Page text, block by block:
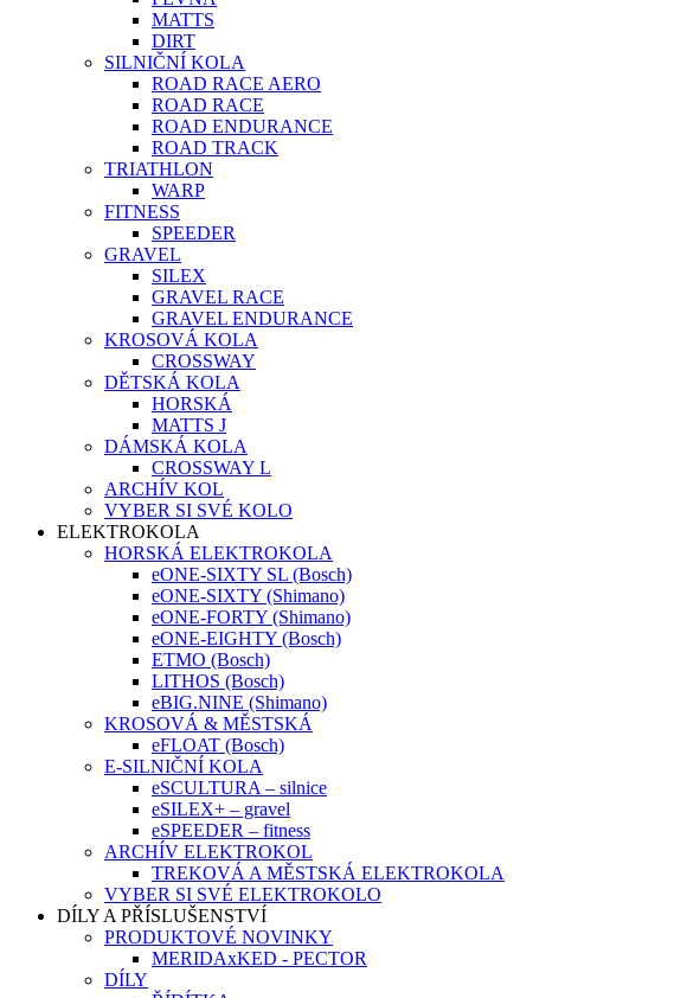
MATTS
DIRT
SILNIČNÍ KOLA
ROAD RACE AERO
ROAD RACE
ROAD ENDURANCE
ROAD TRACK
TRIATHLON
WARP
FITNESS
SPEEDER
GRAVEL
SILEX
GRAVEL RACE
GRAVEL ENDURANCE
KROSOVÁ KOLA
CROSSWAY
DĚTSKÁ KOLA
HORSKÁ
MATTS J
DÁMSKÁ KOLA
CROSSWAY L
ARCHÍV KOL
VYBER SI SVÉ KOLO
ELEKTROKOLA
HORSKÁ ELEKTROKOLA
eONE-SIXTY SL (Bosch)
eONE-SIXTY (Shimano)
eONE-FORTY (Shimano)
eONE-EIGHTY (Bosch)
ETMO (Bosch)
LITHOS (Bosch)
eBIG.NINE (Shimano)
KROSOVÁ & MĚSTSKÁ
eFLOAT (Bosch)
E-SILNIČNÍ KOLA
eSCULTURA – silnice
eSILEX+ – gravel
eSPEEDER – fitness
ARCHÍV ELEKTROKOL
TREKOVÁ A MĚSTSKÁ ELEKTROKOLA
VYBER SI SVÉ ELEKTROKOLO
DÍLY A PŘÍSLUŠENSTVÍ
PRODUKTOVÉ NOVINKY
MERIDAxKED - PECTOR
DÍLY